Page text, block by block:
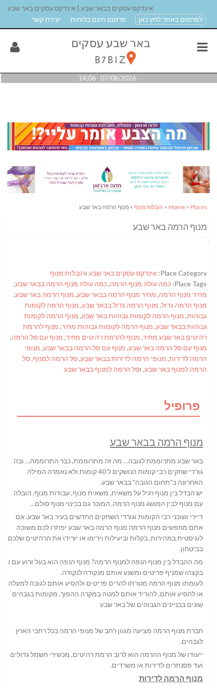
אינדקס עסקים בבאר שבע | אינדקס עסקים באר שבע
לפרסום באתר לחץ כאן
פרסום חינם בלוחות יצירת קשר
07/08/2026 14:06
Home > Places
> הובלות מנוף > מנוף הרמה באר שבע
מנוף הרמה באר שבע
Place Category: אינדקס עסקים באר שבע והובלות מנוף
Place Tags: כמה עולה מנוף הרמה,כמה עולה מנוף הרמה בבאר שבע,
מחיר מנוף הרמה, מחיר מנוף הרמה בבאר שבע, מנוף הרמה באר שבע,
מנוף הרמה גדול, מנוף הרמה גדול בבאר שבע, מנוף הרמה לקומות
גבוהות, מנוף הרמה לקומות גבוהות באר שבע, מנוף הרמה לקומות
גבוהות בבאר שבע, מנוף הרמה לקומות גבוהות מחיר, מנוף להרמת
רהיטים באר שבע מחיר, מנוף להרמת רהיטים מחיר, מנוף עם סל הרמה,
מנוף עם סל הרמה באר שבע, מנוף עם סל הרמה בבאר שבע, מנופי
הרמה לדירות, מנופי הרמה לדירות בבאר שבע,סל הרמה למנוף,סל
הרמה למנוף באר שבע, וסל הרמה למנוף בבאר שבע
פרופיל
מנוף הרמה בבאר שבע
באר שבע מתרוממת לגובה… מה זה מתרוממת, כבר התרוממה… ובה
גורדי שחקים רבי קומות הנושקים ל 40 קומות ולא נאמרה המילה
האחרונה ב"תחום הגובה" בבאר שבע.
יש הבדל בין מנוף רגיל על משאית, משאית מנוף, עבודות מנוף, הובלה
עם מנוף לבין המושג מנוף הרמה, המוכר גם בכינוי מנוף סולם…
דיירי ושוכני רבי הקומות וגורדי השחקים החדשים בעיר באר שבע, אם
אתם מחפשים מנוף הרמה מנוף הרמה באר שבע יפתרו לכם משוכה
לוגיסטית במהירות, בקלות וביעילות וירימו או יורידו את הרהיטים שלכם
בביטחון.
מה ההבדל בין מנוף הנפה למנוף הרמה? מנוף הנפה הוא בעל זרוע עם וו
בקצהו שמניף פריטים ומשנע אותם מנקודה לנקודה.
לעומתו מנוף הרמה מטרתו להרים פריטים ולהסיע אותם לגובה למעלה,
או להסיע אותם, להוריד אותם למטה במקרה ההפוך, מקומות בגבהים
שונים בבניינים הגבוהים של באר שבע
חברת מנוף הרמה מציעה מגוון רחב של מנופי הרמה בכל רחבי הארץ
לגבהים.
ייעודו של מנוף ההרמה הוא לרוב הרמת רהיטים, מכשירי חשמל גדולים
ועד פסנתרים לדירות או משרדים.
מנוף הרמה לדירות